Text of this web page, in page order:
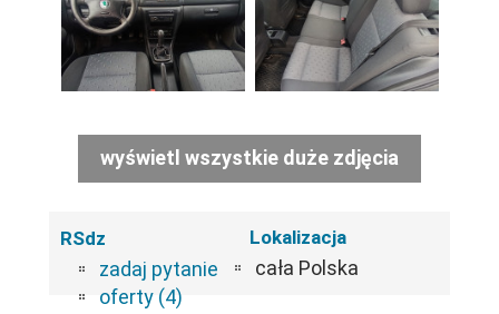
wyświetl wszystkie duże zdjęcia
RSdz
zadaj pytanie
oferty (4)
Lokalizacja
cała Polska